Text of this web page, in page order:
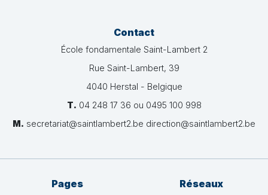
Contact
École fondamentale Saint-Lambert 2
Rue Saint-Lambert, 39
4040 Herstal - Belgique
T. 04 248 17 36 ou 0495 100 998
M. secretariat@saintlambert2.be direction@saintlambert2.be
Pages Réseaux